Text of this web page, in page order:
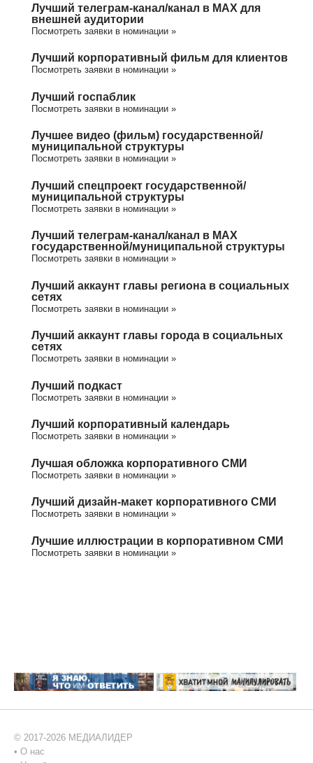
Лучший телеграм-канал/канал в МАХ для
внешней аудитории
Посмотреть заявки в номинации »
Лучший корпоративный фильм для клиентов
Посмотреть заявки в номинации »
Лучший госпаблик
Посмотреть заявки в номинации »
Лучшее видео (фильм) государственной/
муниципальной структуры
Посмотреть заявки в номинации »
Лучший спецпроект государственной/
муниципальной структуры
Посмотреть заявки в номинации »
Лучший телеграм-канал/канал в МАХ
государственной/муниципальной структуры
Посмотреть заявки в номинации »
Лучший аккаунт главы региона в социальных
сетях
Посмотреть заявки в номинации »
Лучший аккаунт главы города в социальных
сетях
Посмотреть заявки в номинации »
Лучший подкаст
Посмотреть заявки в номинации »
Лучший корпоративный календарь
Посмотреть заявки в номинации »
Лучшая обложка корпоративного СМИ
Посмотреть заявки в номинации »
Лучший дизайн-макет корпоративного СМИ
Посмотреть заявки в номинации »
Лучшие иллюстрации в корпоративном СМИ
Посмотреть заявки в номинации »
© 2017-2026 МЕДИАЛИДЕР
• О нас